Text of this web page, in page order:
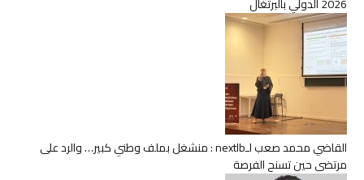
القاضي محمد صعب لـnextlb : منشغل بملف وطني كبير… والرد على
مرتضى حين تسنح الفرصة